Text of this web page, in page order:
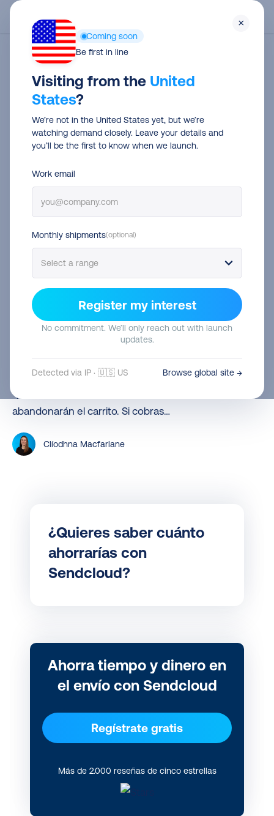
Skip
contentCategory
Sin categorizar
envío
cómo
costes)
Sin categorizar
Tarifas de envío de Shopify explicadas (y
cómo reducir costes)
Configurar tus tarifas de envío de Shopify puede
tener un impacto en tu negocio mucho mayor de lo
que imaginas. Si cobras demasiado, los clientes
abandonarán el carrito. Si cobras…
Clíodhna Macfarlane
¿Quieres saber cuánto
ahorrarías con
Sendcloud?
Ahorra tiempo y dinero en
el envío con Sendcloud
Regístrate gratis
Más de 2.000 reseñas de cinco estrellas
×
Coming soon
Be first in line
Visiting from the United
States?
We’re not in the United States yet, but we’re
watching demand closely. Leave your details and
you’ll be the first to know when we launch.
Work email
Monthly shipments(optional)
Register my interest
No commitment. We’ll only reach out with launch
updates.
Detected via IP · 🇺🇸 US Browse global site →